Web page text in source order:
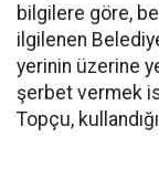
bilgilere göre,
ilgilenen
yerinin üzerine
şerbet vermek
Topçu,